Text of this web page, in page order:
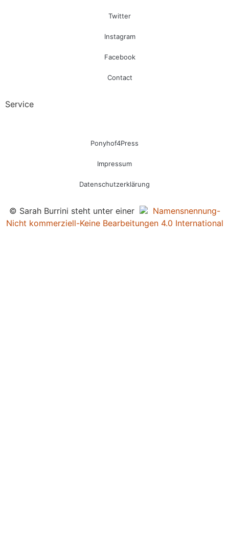
Twitter
Instagram
Facebook
Contact
Service
Ponyhof4Press
Impressum
Datenschutzerklärung
© Sarah Burrini steht unter einer
Namensnennung-
Nicht kommerziell-Keine Bearbeitungen 4.0 International